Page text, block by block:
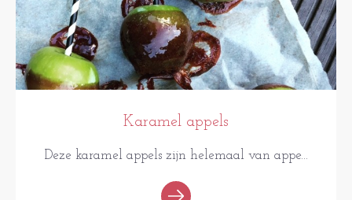
Karamel appels
Deze karamel appels zijn helemaal van appe...